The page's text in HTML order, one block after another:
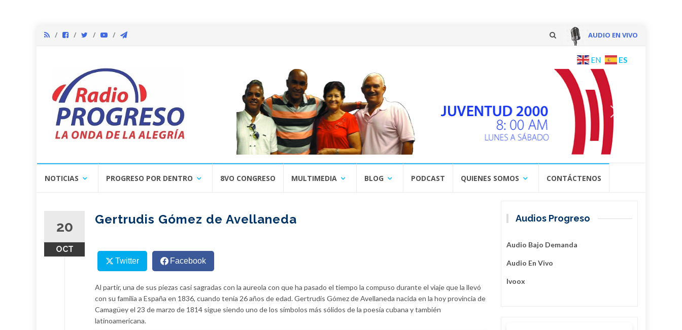
AUDIO EN VIVO
content
EN ES
NOTICIAS PROGRESO POR DENTRO 8VO CONGRESO MULTIMEDIA BLOG PODCAST QUIENES SOMOS CONTÁCTENOS
20
OCT
Gertrudis Gómez de Avellaneda
Twitter Facebook
Al partir, una de sus piezas casi sagradas con la aureola con que ha pasado el tiempo la compuso durante el viaje que la llevó
con su familia a España en 1836, cuando tenía 26 años de edad. Gertrudis Gómez de Avellaneda nacida en la hoy provincia de
Camagüey el 23 de marzo de 1814 sigue siendo uno de los símbolos más sólidos de la poesía cubana y también
latinoamericana.
Audios Progreso
Audio Bajo Demanda
Audio En Vivo
Ivoox